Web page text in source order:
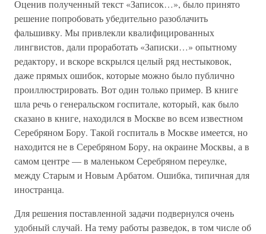
Оценив полученный текст «Записок…», было принято
решение попробовать убедительно разоблачить
фальшивку. Мы привлекли квалифицированных
лингвистов, дали проработать «Записки…» опытному
редактору, и вскоре вскрылся целый ряд нестыковок,
даже прямых ошибок, которые можно было публично
проиллюстрировать. Вот один только пример. В книге
шла речь о генеральском госпитале, который, как было
сказано в книге, находился в Москве во всем известном
Серебряном Бору. Такой госпиталь в Москве имеется, но
находится не в Серебряном Бору, на окраине Москвы, а в
самом центре — в маленьком Серебряном переулке,
между Старым и Новым Арбатом. Ошибка, типичная для
иностранца.
Для решения поставленной задачи подвернулся очень
удобный случай. На тему работы разведок, в том числе об